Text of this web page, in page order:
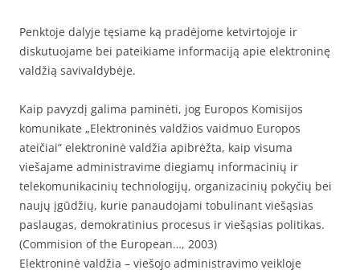
Penktoje dalyje tęsiame ką pradėjome ketvirtojoje ir
diskutuojame bei pateikiame informaciją apie elektroninę
valdžią savivaldybėje.
Kaip pavyzdį galima paminėti, jog Europos Komisijos
komunikate „Elektroninės valdžios vaidmuo Europos
ateičiai“ elektroninė valdžia apibrėžta, kaip visuma
viešajame administravime diegiamų informacinių ir
telekomunikacinių technologijų, organizacinių pokyčių bei
naujų įgūdžių, kurie panaudojami tobulinant viešąsias
paslaugas, demokratinius procesus ir viešąsias politikas.
(Commision of the European…, 2003)
Elektroninė valdžia – viešojo administravimo veikloje